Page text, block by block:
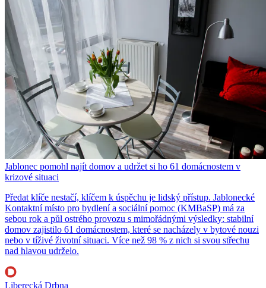
Jablonec pomohl najít domov a udržet si ho 61 domácnostem v
krizové situaci
Předat klíče nestačí, klíčem k úspěchu je lidský přístup. Jablonecké
Kontaktní místo pro bydlení a sociální pomoc (KMBaSP) má za
sebou rok a půl ostrého provozu s mimořádnými výsledky: stabilní
domov zajistilo 61 domácnostem, které se nacházely v bytové nouzi
nebo v tíživé životní situaci. Více než 98 % z nich si svou střechu
nad hlavou udrželo.
Liberecká Drbna